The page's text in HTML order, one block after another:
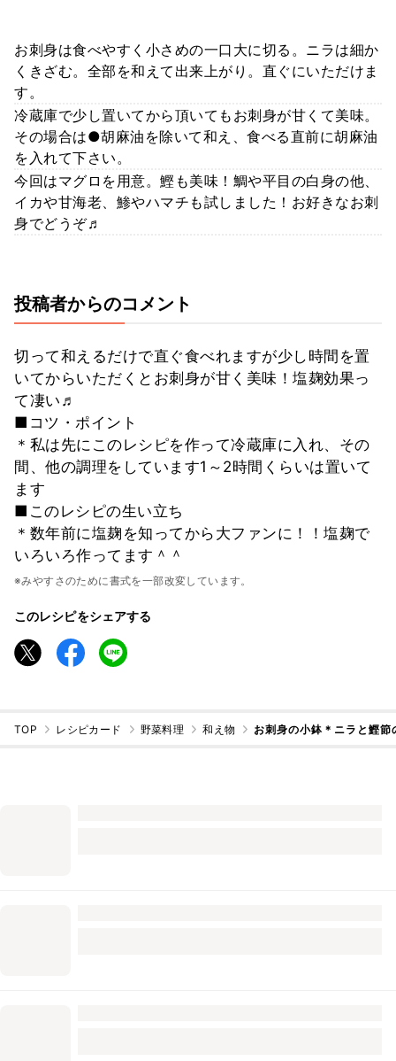
お刺身は食べやすく小さめの一口大に切る。ニラは細か
くきざむ。全部を和えて出来上がり。直ぐにいただけま
す。
冷蔵庫で少し置いてから頂いてもお刺身が甘くて美味。
その場合は●胡麻油を除いて和え、食べる直前に胡麻油
を入れて下さい。
今回はマグロを用意。鰹も美味！鯛や平目の白身の他、
イカや甘海老、鯵やハマチも試しました！お好きなお刺
身でどうぞ♬
投稿者からのコメント
切って和えるだけで直ぐ食べれますが少し時間を置
いてからいただくとお刺身が甘く美味！塩麹効果っ
て凄い♬
■コツ・ポイント
＊私は先にこのレシピを作って冷蔵庫に入れ、その
間、他の調理をしています1～2時間くらいは置いて
ます
■このレシピの生い立ち
＊数年前に塩麹を知ってから大ファンに！！塩麹で
いろいろ作ってます＾＾
※みやすさのために書式を一部改変しています。
このレシピをシェアする
TOP レシピカード 野菜料理 和え物 お刺身の小鉢＊ニラと鰹節